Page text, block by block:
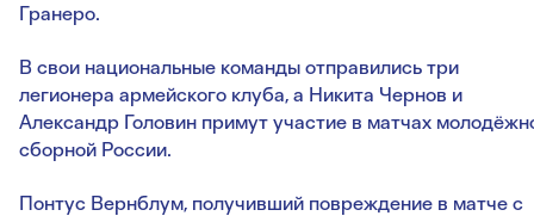
Гранеро.
В свои национальные команды отправились три
легионера армейского клуба, а Никита Чернов и
Александр Головин примут участие в матчах
сборной России.
Понтус Вернблум, получивший повреждение в матче с